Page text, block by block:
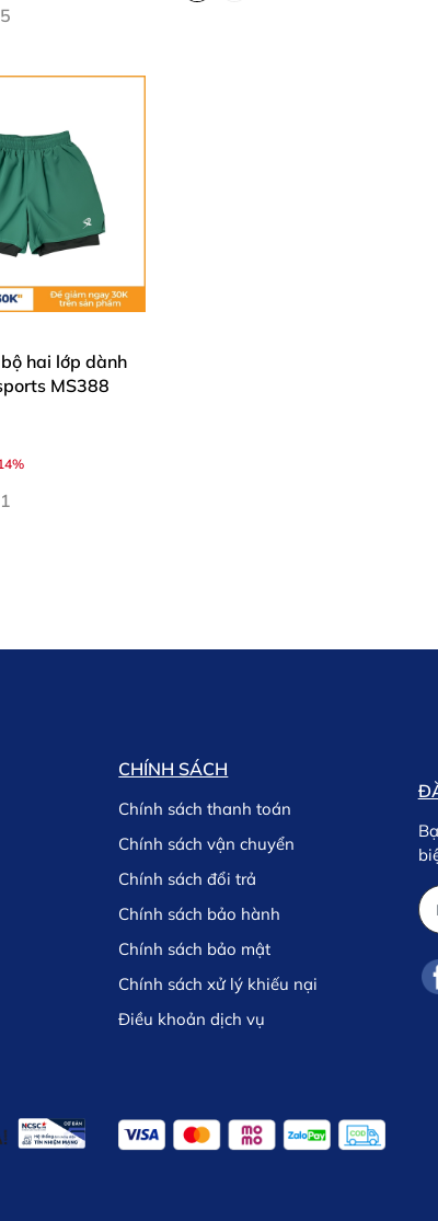
có lỗi từ nhà sản xuất.
này nhé!
#RunnerVietnam #XSeries
hai lớp dành
MS388
CHÍNH SÁCH
Chính sách thanh toán
Chính sách vận chuyển
Chính sách đổi trả
Chính sách bảo hành
Chính sách bảo mật
Chính sách xử lý khiếu nại
Điều khoản dịch vụ